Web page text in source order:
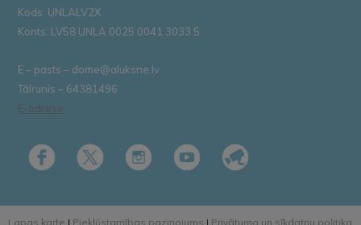
Kods: UNLALV2X
Konts: LV58 UNLA 0025 0041 3033 5
E – pasts – dome@aluksne.lv
Tālrunis – 64381496
E-adrese
Lapas karte | Piekļūstamības paziņojums | Privātuma un sīkdatņu politika